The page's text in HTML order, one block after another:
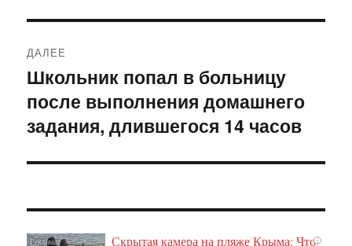
ДАЛЕЕ
Следующая
запись:
Школьник попал в больницу
после выполнения домашнего
задания, длившегося 14 часов
i
Скрытая камера на пляже Крыма: Что